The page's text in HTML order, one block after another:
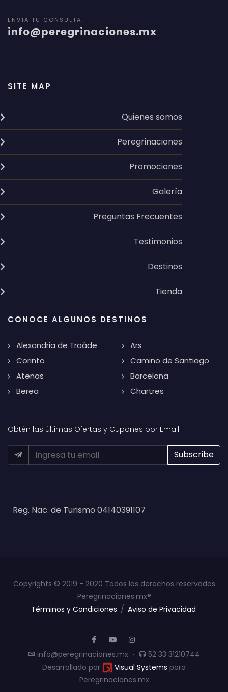
ENVÍA TU CONSULTA:
info@peregrinaciones.mx
SITE MAP
Quienes somos
Peregrinaciones
Promociones
Galería
Preguntas Frecuentes
Testimonios
Destinos
Tienda
CONOCE ALGUNOS DESTINOS
Alexandria de Troáde
Corinto
Atenas
Berea
Ars
Camino de Santiago
Barcelona
Chartres
Obtén las últimas Ofertas y Cupones por Email:
Reg. Nac. de Turismo 04140391107
Copyrights © 2019 - 2020 Todos los derechos reservados
Peregrinaciones.mx®
Términos y Condiciones / Aviso de Privacidad
info@peregrinaciones.mx ·
52 33 31210744
Desarrollado por
Visual Systems para
Peregrinaciones.mx